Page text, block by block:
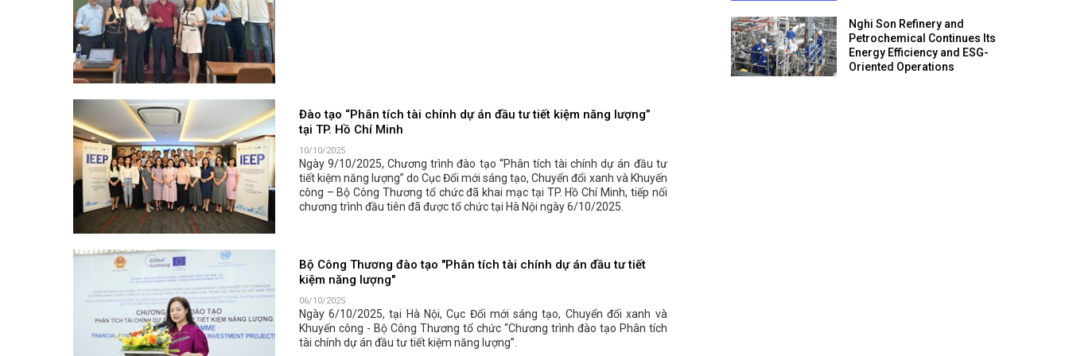
Đào tạo “Phân tích tài chính dự án đầu tư tiết kiệm năng lượng”
tại TP. Hồ Chí Minh
10/10/2025
Ngày 9/10/2025, Chương trình đào tạo “Phân tích tài chính dự án đầu tư
tiết kiệm năng lượng” do Cục Đổi mới sáng tạo, Chuyển đổi xanh và Khuyến
công – Bộ Công Thương tổ chức đã khai mạc tại TP. Hồ Chí Minh, tiếp nối
chương trình đầu tiên đã được tổ chức tại Hà Nội ngày 6/10/2025.
Bộ Công Thương đào tạo "Phân tích tài chính dự án đầu tư tiết
kiệm năng lượng"
06/10/2025
Ngày 6/10/2025, tại Hà Nội, Cục Đổi mới sáng tạo, Chuyển đổi xanh và
Khuyến công - Bộ Công Thương tổ chức “Chương trình đào tạo Phân tích
tài chính dự án đầu tư tiết kiệm năng lượng”.
Nghi Son Refinery and
Petrochemical Continues Its
Energy Efficiency and ESG-
Oriented Operations